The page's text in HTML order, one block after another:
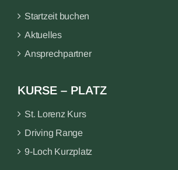
Startzeit buchen
Aktuelles
Ansprechpartner
KURSE – PLATZ
St. Lorenz Kurs
Driving Range
9-Loch Kurzplatz